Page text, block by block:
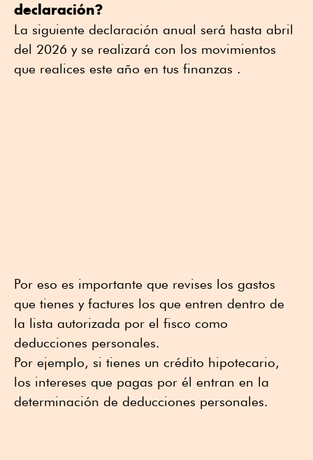
declaración?
La siguiente declaración anual será hasta abril
del 2026 y se realizará con los movimientos
que realices este año en tus finanzas .
Por eso es importante que revises los gastos
que tienes y factures los que entren dentro de
la lista autorizada por el fisco como
deducciones personales.
Por ejemplo, si tienes un crédito hipotecario,
los intereses que pagas por él entran en la
determinación de deducciones personales.